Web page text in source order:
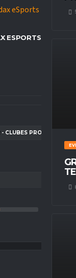
ESPORTS
CLUBES PRO